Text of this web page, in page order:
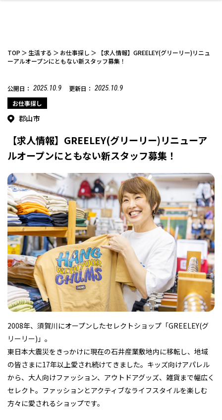
お酒 洋食 中華
和食 わんぱく 福島ローカルグル
メ
パン アジア・エスニッ
ク
テイクアウト
デート・友達と ひとりで アウトドア
温泉 体験 名所
レジャー・スポー
ツ施設
美容アイテム エイジングケア メンズ
フィットネス・や
せたい
鍼灸・整体・リラ
クゼーション
まつ毛サロン
脱毛 温活・サウナ 歯列矯正・審美歯
科
ファッション
スポーツ・アウト
ドア
ギフト・お土産 キッズ
インテリア 食品・酒 生活を彩るモノ
その他
保険 病院・クリニック ペット
趣味・スキルアッ
プ
保育園・こども園 子どもの習い事・
塾
幼稚園 教育 ライフイベント
リフォーム・リノ
ベーション
自治体インフォ その他
TOP 生活する お仕事探し
【求人情報】GREELEY(グリーリー)リニュ
ーアルオープンにともない新スタッフ募集！
公開日： 2025.10.9 更新日： 2025.10.9
お仕事探し
郡山市
【求人情報】GREELEY(グリーリー)リニューア
ルオープンにともない新スタッフ募集！
2008年、須賀川にオープンしたセレクトショップ「GREELEY(グ
リーリー)」。
東日本大震災をきっかけに現在の石井産業敷地内に移転し、地域
の皆さまに17年以上愛され続けてきました。キッズ向けアパレル
から、大人向けファッション、アウトドアグッズ、雑貨まで幅広く
セレクト。ファッションとアクティブなライフスタイルを楽しむ
方々に愛されるショップです。